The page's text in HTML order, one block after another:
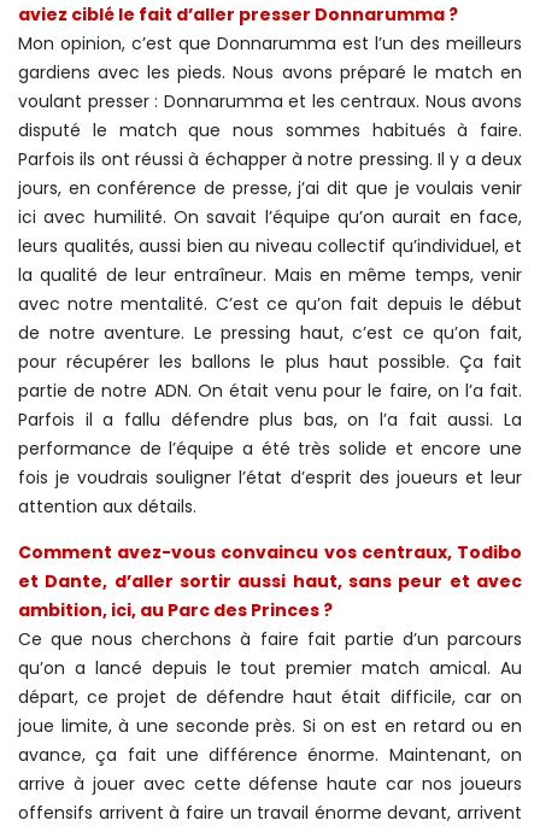
aviez ciblé le fait d’aller presser Donnarumma ?
Mon opinion, c’est que Donnarumma est l’un des meilleurs
gardiens avec les pieds. Nous avons préparé le match en
voulant presser : Donnarumma et les centraux. Nous avons
disputé le match que nous sommes habitués à faire.
Parfois ils ont réussi à échapper à notre pressing. Il y a deux
jours, en conférence de presse, j’ai dit que je voulais venir
ici avec humilité. On savait l’équipe qu’on aurait en face,
leurs qualités, aussi bien au niveau collectif qu’individuel, et
la qualité de leur entraîneur. Mais en même temps, venir
avec notre mentalité. C’est ce qu’on fait depuis le début
de notre aventure. Le pressing haut, c’est ce qu’on fait,
pour récupérer les ballons le plus haut possible. Ça fait
partie de notre ADN. On était venu pour le faire, on l’a fait.
Parfois il a fallu défendre plus bas, on l’a fait aussi. La
performance de l’équipe a été très solide et encore une
fois je voudrais souligner l’état d’esprit des joueurs et leur
attention aux détails.
Comment avez-vous convaincu vos centraux, Todibo
et Dante, d’aller sortir aussi haut, sans peur et avec
ambition, ici, au Parc des Princes ?
Ce que nous cherchons à faire fait partie d’un parcours
qu’on a lancé depuis le tout premier match amical. Au
départ, ce projet de défendre haut était difficile, car on
joue limite, à une seconde près. Si on est en retard ou en
avance, ça fait une différence énorme. Maintenant, on
arrive à jouer avec cette défense haute car nos joueurs
offensifs arrivent à faire un travail énorme devant, arrivent